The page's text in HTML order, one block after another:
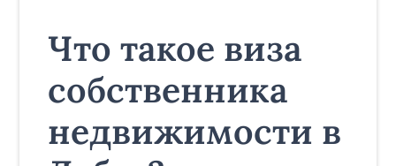
Что такое виза
собственника
недвижимости в